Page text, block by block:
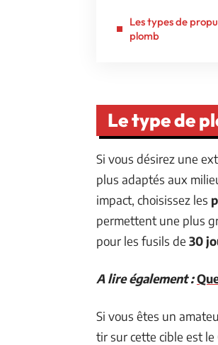
Les types de
plomb
Le type de
Si vous désirez une
plus adaptés aux
impact, choisissez les
permettent une plus
pour les fusils de 30
A lire également :
Si vous êtes un
tir sur cette cible est